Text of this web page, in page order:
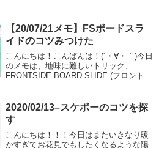
【20/07/21メモ】FSボードスラ
イドのコツみつけた
こんにちは！こんばんは！(´・∀・｀)今日
のメモは、地味に難しいトリック、
FRONTSIDE BOARD SLIDE (フロントサ
とは言っても、まだメイクできてない
人...
2020/02/13–スケボーのコツを探
す
こんにちは！！！今日はまたいきなり暖
かすぎてお花見でもしたくなるような陽